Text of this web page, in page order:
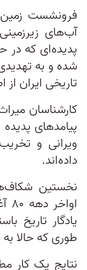
فرونشست
آب‌های
پدیده‌ای که در
شده و به
تاریخی ایران
کارشناسان
پیامدهای
ویرانی و
داده‌اند.
نخستین
یادگار تاریخ
طوری‌ که حالا
نتایج یک کار